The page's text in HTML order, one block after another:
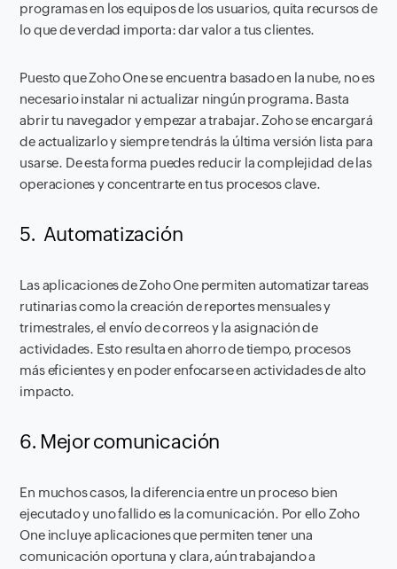
programas en los equipos de los usuarios, quita recursos de
lo que de verdad importa: dar valor a tus clientes.
Puesto que Zoho One se encuentra basado en la nube, no es
necesario instalar ni actualizar ningún programa. Basta
abrir tu navegador y empezar a trabajar. Zoho se encargará
de actualizarlo y siempre tendrás la última versión lista para
usarse. De esta forma puedes reducir la complejidad de las
operaciones y concentrarte en tus procesos clave.
5. Automatización
Las aplicaciones de Zoho One permiten automatizar tareas
rutinarias como la creación de reportes mensuales y
trimestrales, el envío de correos y la asignación de
actividades. Esto resulta en ahorro de tiempo, procesos
más eficientes y en poder enfocarse en actividades de alto
impacto.
6. Mejor comunicación
En muchos casos, la diferencia entre un proceso bien
ejecutado y uno fallido es la comunicación. Por ello Zoho
One incluye aplicaciones que permiten tener una
comunicación oportuna y clara, aún trabajando a